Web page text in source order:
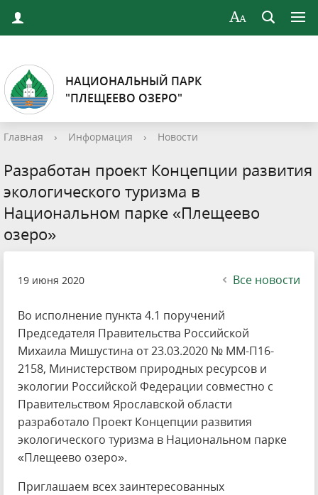
НАЦИОНАЛЬНЫЙ ПАРК
"ПЛЕЩЕЕВО ОЗЕРО"
Главная › Информация › Новости
Разработан проект Концепции развития
экологического туризма в
Национальном парке «Плещеево
озеро»
19 июня 2020 Все новости
Во исполнение пункта 4.1 поручений
Председателя Правительства Российской
Михаила Мишустина от 23.03.2020 № ММ-П16-
2158, Министерством природных ресурсов и
экологии Российской Федерации совместно с
Правительством Ярославской области
разработало Проект Концепции развития
экологического туризма в Национальном парке
«Плещеево озеро».
Приглашаем всех заинтересованных